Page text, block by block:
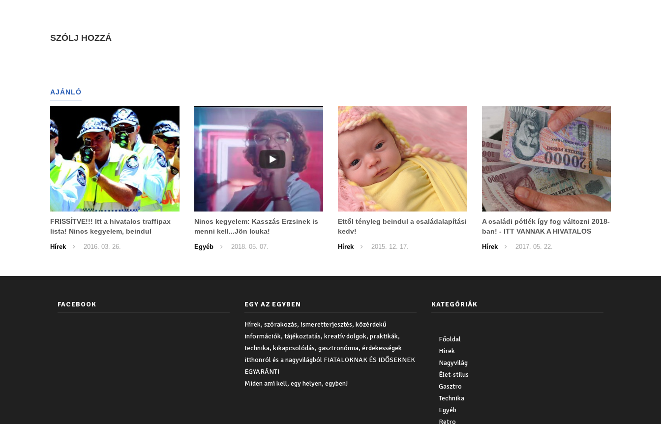
SZÓLJ HOZZÁ
AJÁNLÓ
FRISSÍTVE!!! Itt a hivatalos traffipax
lista! Nincs kegyelem, beindul
Hírek 2016. 03. 26.
Nincs kegyelem: Kasszás Erzsinek is
menni kell...Jön Icuka!
Egyéb 2018. 05. 07.
Ettől tényleg beindul a családalapítási
kedv!
Hírek 2015. 12. 17.
A családi pótlék így fog változni 2018-
ban! - ITT VANNAK A HIVATALOS
Hírek 2017. 05. 22.
FACEBOOK EGY AZ EGYBEN
Hírek, szórakozás, ismeretterjesztés, közérdekű
információk, tájékoztatás, kreatív dolgok, praktikák,
technika, kikapcsolódás, gasztronómia, érdekességek
itthonról és a nagyvilágból FIATALOKNAK ÉS IDŐSEKNEK
EGYARÁNT!
Miden ami kell, egy helyen, egyben!
KATEGÓRIÁK
Főoldal
Hírek
Nagyvilág
Élet-stílus
Gasztro
Technika
Egyéb
Retro